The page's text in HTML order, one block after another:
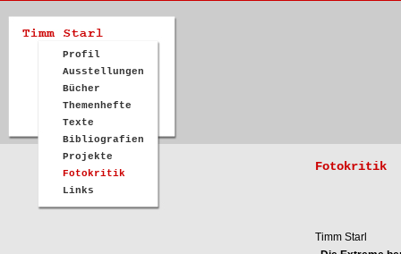
Profil
Ausstellungen
Bücher
Themenhefte
Texte
Bibliografien
Projekte
Fotokritik
Links
Fotokritik
Timm Starl